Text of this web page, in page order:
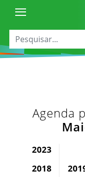
Agenda
2023
2018